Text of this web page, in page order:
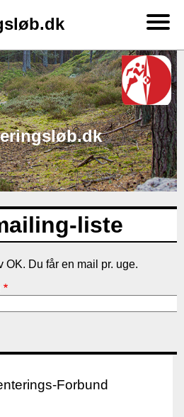
liste
OK. Du får en mail pr. uge.
Forbund